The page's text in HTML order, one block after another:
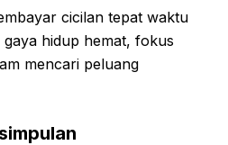
cicilan tepat waktu
hidup hemat, fokus
mencari peluang